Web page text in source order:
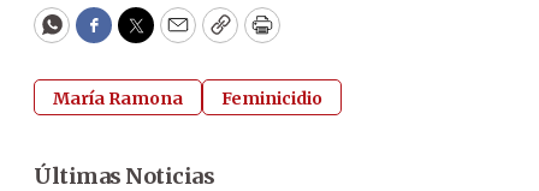
WhatsApp
Facebook
Twitter
EmailCopyPrint
María Ramona Feminicidio
Últimas Noticias